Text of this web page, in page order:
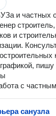
и частных
и
с
санузла